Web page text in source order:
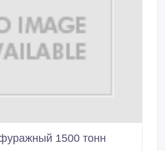
1500 тонн